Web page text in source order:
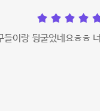
이랑 뒹굴었네요ㅎㅎ 너